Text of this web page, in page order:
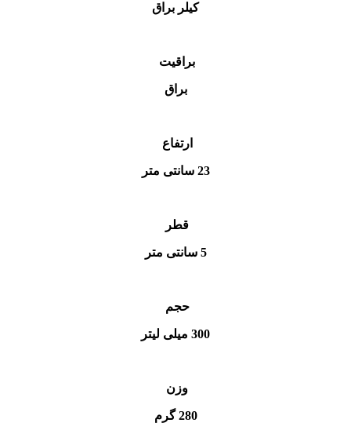
کیلر براق
براقیت
براق
ارتفاع
23 سانتی متر
قطر
5 سانتی متر
حجم
300 میلی لیتر
وزن
280 گرم